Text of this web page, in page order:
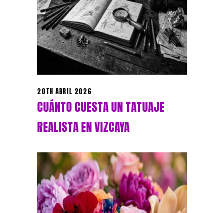
20TH ABRIL 2026
CUÁNTO CUESTA UN TATUAJE
REALISTA EN VIZCAYA